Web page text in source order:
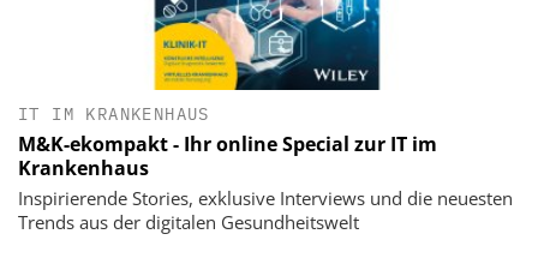
IT IM KRANKENHAUS
M&K-ekompakt - Ihr online Special zur IT im
Krankenhaus
Inspirierende Stories, exklusive Interviews und die neuesten
Trends aus der digitalen Gesundheitswelt